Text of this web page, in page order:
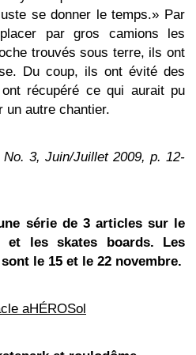
se donner le temps.» Par
par gros camions les
trouvés sous terre, ils ont
Du coup, ils ont évité des
récupéré ce qui aurait pu
un autre chantier.
3, Juin/Juillet 2009, p. 12-
série de 3 articles sur le
et les skates boards. Les
le 15 et le 22 novembre.
aHÉROSol